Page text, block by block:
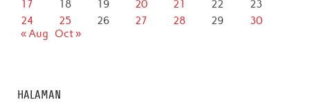
17
18 19 20 21 22
23
24
25 26 27 28 29
30
« Aug
Oct »
HALAMAN